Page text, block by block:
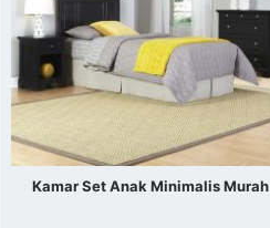
Kamar Set Anak Minimalis Murah